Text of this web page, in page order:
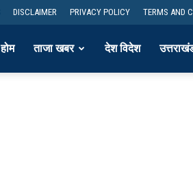
DISCLAIMER PRIVACY POLICY TERMS AND
होम ताजा खबर देश विदेश